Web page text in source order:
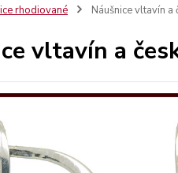
rhodiované Náušnice vltavín
vltavín a